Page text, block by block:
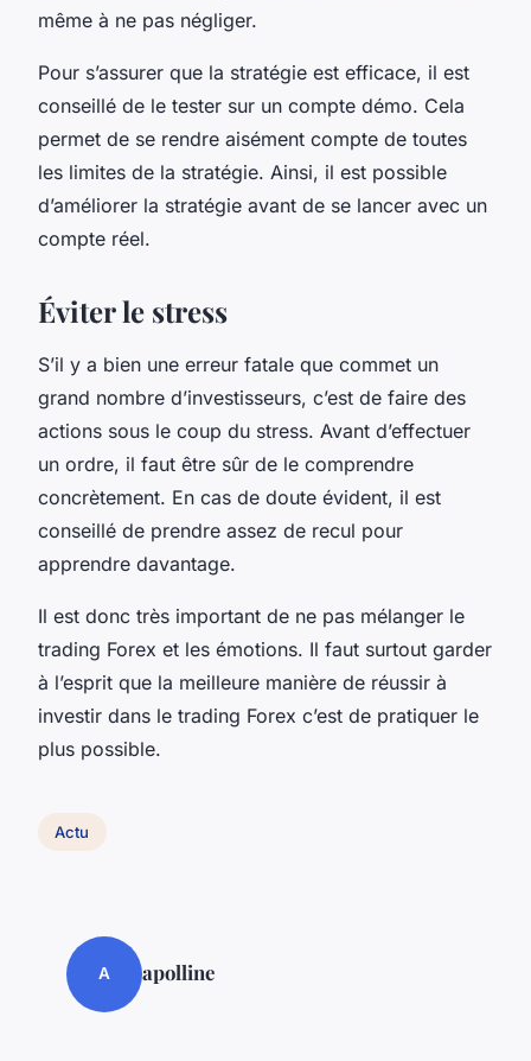
même à ne pas négliger.
Pour s’assurer que la stratégie est efficace, il est
conseillé de le tester sur un compte démo. Cela
permet de se rendre aisément compte de toutes
les limites de la stratégie. Ainsi, il est possible
d’améliorer la stratégie avant de se lancer avec un
compte réel.
Éviter le stress
S’il y a bien une erreur fatale que commet un
grand nombre d’investisseurs, c’est de faire des
actions sous le coup du stress. Avant d’effectuer
un ordre, il faut être sûr de le comprendre
concrètement. En cas de doute évident, il est
conseillé de prendre assez de recul pour
apprendre davantage.
Il est donc très important de ne pas mélanger le
trading Forex et les émotions. Il faut surtout garder
à l’esprit que la meilleure manière de réussir à
investir dans le trading Forex c’est de pratiquer le
plus possible.
Actu
A apolline